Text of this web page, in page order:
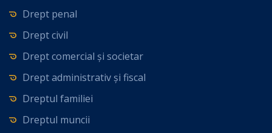
Drept penal
Drept civil
Drept comercial și societar
Drept administrativ și fiscal
Dreptul familiei
Dreptul muncii